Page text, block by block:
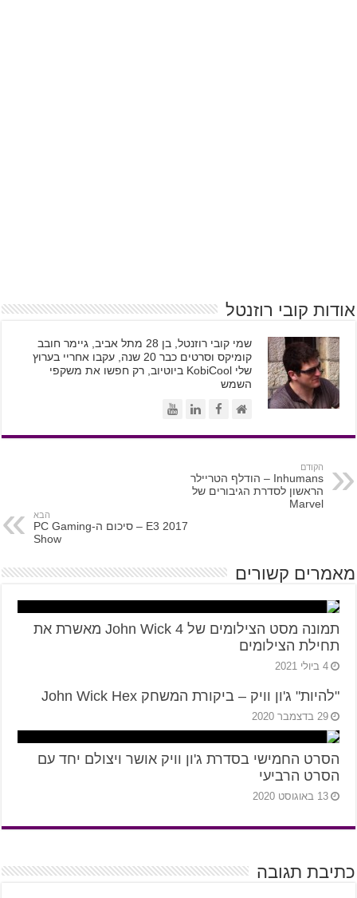
אודות קובי רוזנטל
שמי קובי רוזנטל, בן 28 מתל אביב, גיימר חובב
קומיקס וסרטים כבר 20 שנה, עקבו אחריי בערוץ
שלי KobiCool ביוטיוב, רק חפשו את משקפי
השמש
הקודם
Inhumans – הודלף הטריילר
הראשון לסדרת הגיבורים של
Marvel
הבא
E3 2017 – סיכום ה-PC Gaming
Show
מאמרים קשורים
תמונה מסט הצילומים של John Wick 4 מאשרת את
תחילת הצילומים
4 ביולי 2021
"להיות" ג'ון וויק – ביקורת המשחק John Wick Hex
29 בדצמבר 2020
הסרט החמישי בסדרת ג'ון וויק אושר ויצולם יחד עם
הסרט הרביעי
13 באוגוסט 2020
כתיבת תגובה